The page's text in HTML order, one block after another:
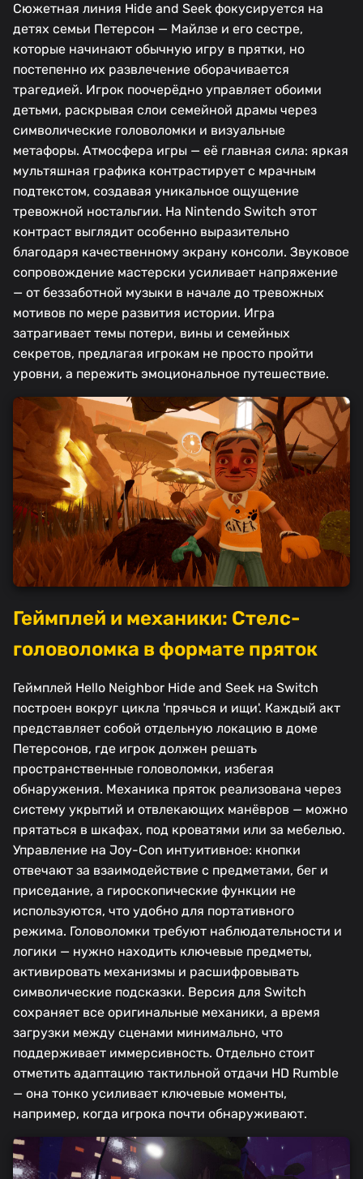
Сюжетная линия Hide and Seek фокусируется на
детях семьи Петерсон — Майлзе и его сестре,
которые начинают обычную игру в прятки, но
постепенно их развлечение оборачивается
трагедией. Игрок поочерёдно управляет обоими
детьми, раскрывая слои семейной драмы через
символические головоломки и визуальные
метафоры. Атмосфера игры — её главная сила: яркая
мультяшная графика контрастирует с мрачным
подтекстом, создавая уникальное ощущение
тревожной ностальгии. На Nintendo Switch этот
контраст выглядит особенно выразительно
благодаря качественному экрану консоли. Звуковое
сопровождение мастерски усиливает напряжение
— от беззаботной музыки в начале до тревожных
мотивов по мере развития истории. Игра
затрагивает темы потери, вины и семейных
секретов, предлагая игрокам не просто пройти
уровни, а пережить эмоциональное путешествие.
Геймплей и механики: Стелс-
головоломка в формате пряток
Геймплей Hello Neighbor Hide and Seek на Switch
построен вокруг цикла 'прячься и ищи'. Каждый акт
представляет собой отдельную локацию в доме
Петерсонов, где игрок должен решать
пространственные головоломки, избегая
обнаружения. Механика пряток реализована через
систему укрытий и отвлекающих манёвров — можно
прятаться в шкафах, под кроватями или за мебелью.
Управление на Joy-Con интуитивное: кнопки
отвечают за взаимодействие с предметами, бег и
приседание, а гироскопические функции не
используются, что удобно для портативного
режима. Головоломки требуют наблюдательности и
логики — нужно находить ключевые предметы,
активировать механизмы и расшифровывать
символические подсказки. Версия для Switch
сохраняет все оригинальные механики, а время
загрузки между сценами минимально, что
поддерживает иммерсивность. Отдельно стоит
отметить адаптацию тактильной отдачи HD Rumble
— она тонко усиливает ключевые моменты,
например, когда игрока почти обнаруживают.